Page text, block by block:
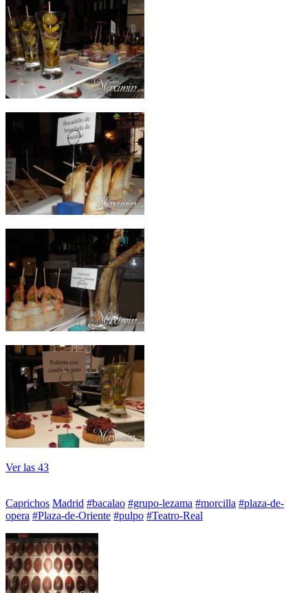
Ver las 43
Caprichos Madrid #bacalao #grupo-lezama #morcilla #plaza-de-
opera #Plaza-de-Oriente #pulpo #Teatro-Real